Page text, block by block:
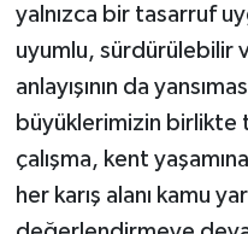
yalnızca bir tasarruf
uyumlu, sürdürülebilir
anlayışının da
büyüklerimizin birlikte
çalışma, kent
her karış alanı kamu